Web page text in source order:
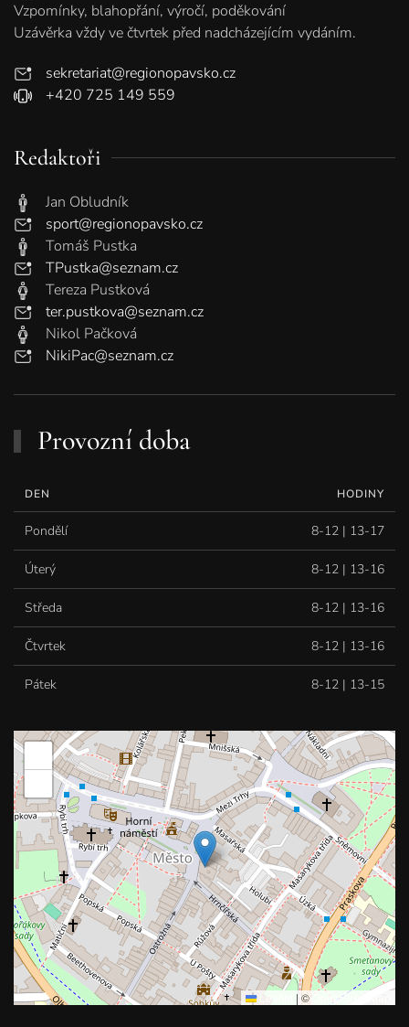
Vzpomínky, blahopřání, výročí, poděkování
Uzávěrka vždy ve čtvrtek před nadcházejícím vydáním.
sekretariat@regionopavsko.cz
+420 725 149 559
Redaktoři
Jan Obludník
sport@regionopavsko.cz
Tomáš Pustka
TPustka@seznam.cz
Tereza Pustková
ter.pustkova@seznam.cz
Nikol Pačková
NikiPac@seznam.cz
Provozní doba
DEN HODINY
Pondělí 8-12 | 13-17
Úterý 8-12 | 13-16
Středa 8-12 | 13-16
Čtvrtek 8-12 | 13-16
Pátek 8-12 | 13-15
Leaflet | © OpenStreetMap